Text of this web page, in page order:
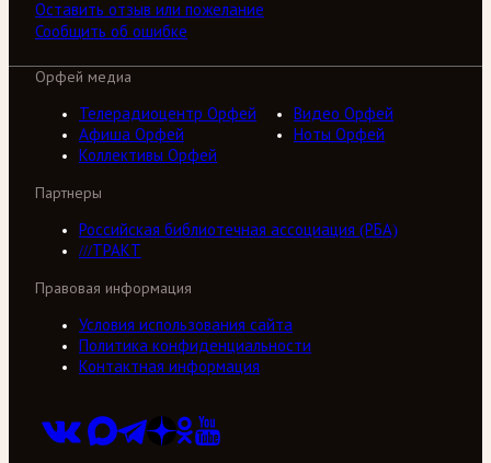
Оставить отзыв или пожелание
Сообщить об ошибке
Орфей медиа
Телерадиоцентр Орфей
Видео Орфей
Афиша Орфей
Ноты Орфей
Коллективы Орфей
Партнеры
Российская библиотечная ассоциация (РБА)
///ТРАКТ
Правовая информация
Условия использования сайта
Политика конфиденциальности
Контактная информация